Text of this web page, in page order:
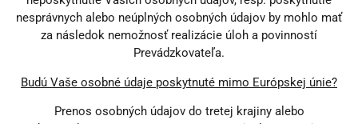
nesprávnych alebo neúplných osobných údajov by mohlo mať
za následok nemožnosť realizácie úloh a povinností
Prevádzkovateľa.
Budú Vaše osobné údaje poskytnuté mimo Európskej únie?
Prenos osobných údajov do tretej krajiny alebo